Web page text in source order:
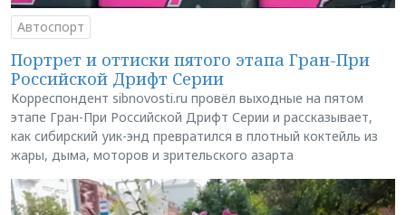
Автоспорт
Портрет и оттиски пятого этапа Гран-При
Российской Дрифт Серии
Корреспондент sibnovosti.ru провёл выходные на пятом
этапе Гран-При Российской Дрифт Серии и рассказывает,
как сибирский уик-энд превратился в плотный коктейль из
жары, дыма, моторов и зрительского азарта